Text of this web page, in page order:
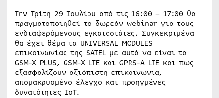
Την Τρίτη 29 Ιουλίου από τις 16:00 – 17:00 θα
πραγματοποιηθεί το δωρεάν webinar για τους
ενδιαφερόμενους εγκαταστάτες. Συγκεκριμένα
θα έχει θέμα τα UNIVERSAL MODULES
επικοινωνίας της SATEL με αυτά να είναι τα
GSM-X PLUS, GSM-X LTE και GPRS-A LTE και πως
εξασφαλίζουν αξιόπιστη επικοινωνία,
απομακρυσμένο έλεγχο και προηγμένες
δυνατότητες IoT.